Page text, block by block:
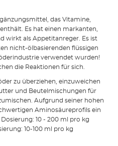
das Vitamine,
Es hat einen markanten,
wirkt als Appetitanreger. Es ist
nicht-ölbasierenden flüssigen
verwendet wurden!
die Reaktionen für sich.
zu überziehen, einzuweichen
und Beutelmischungen für
Aufgrund seiner hohen
Aminosäureprofils ein
10 - 200 ml pro kg
10-100 ml pro kg